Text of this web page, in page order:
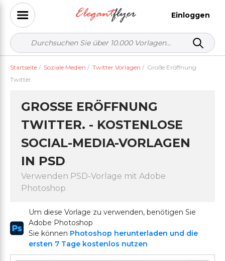
Einloggen
Startseite / Soziale Medien / Twitter Vorlagen / Große Eröffnung
Twitter.
GROSSE ERÖFFNUNG T
WITTER. - KOSTENLOSE S
OCIAL-MEDIA-VORLAGEN I
N PSD
Verwenden PSD-Vorlage mit Adobe
Photoshop
Um diese Vorlage zu verwenden, benötigen Sie
Adobe Photoshop
Sie können Photoshop herunterladen und die
ersten 7 Tage kostenlos nutzen